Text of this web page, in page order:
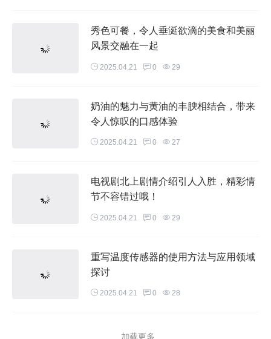
秀色可餐，令人垂涎欲滴的美食和美丽
风景交融在一起
2025.04.21 0 29
奶油的魅力与黄油的丰腴相结合，带来
令人惊叹的口感体验
2025.04.21 0 27
电视剧北上剧情介绍引人入胜，精彩情
节不容错过哦！
2025.04.21 0 29
重写温度传感器的使用方法与应用领域
探讨
2025.04.21 0 28
加载更多...